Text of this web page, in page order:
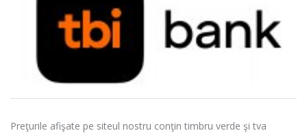
Preţurile afişate pe siteul nostru conţin timbru verde şi tva